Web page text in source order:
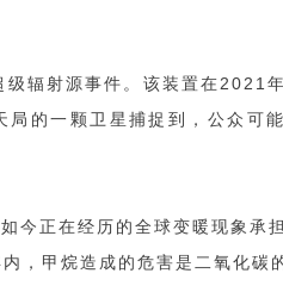
辐射源事件。该装置在2021
的一颗卫星捕捉到，公众可
今正在经历的全球变暖现象承
，甲烷造成的危害是二氧化碳